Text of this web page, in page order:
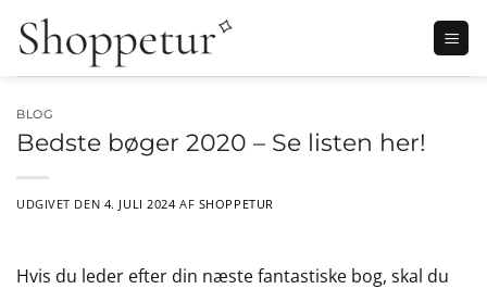
Fortsæt
BLOG
Bedste bøger 2020 – Se listen her!
UDGIVET DEN 4. JULI 2024 AF SHOPPETUR
Hvis du leder efter din næste fantastiske bog, skal du